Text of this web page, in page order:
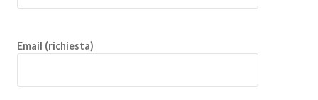
Email (richiesta)